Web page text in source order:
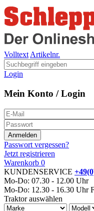
Volltext Artikelnr.
Login
Mein Konto / Login
Passwort vergessen?
Jetzt registrieren
Warenkorb 0
KUNDENSERVICE
Mo-Do: 07.30 - 12.00 Uhr
Mo-Do: 12.30 - 16.30 Uhr
Traktor auswählen